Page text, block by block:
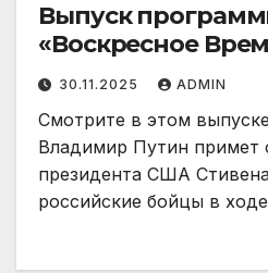
Выпуск
«Воскресное
30.11.2025 ADMIN
Смотрите в этом
Владимир Путин примет
президента США
российские бойцы в